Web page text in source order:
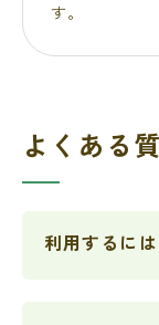
す。
よくある
利用するに